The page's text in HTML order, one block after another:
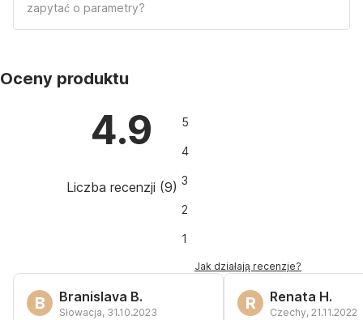
zapytać o parametry?
Oceny produktu
4.9
Liczba recenzji (9)
5
4
3
2
1
Jak działają recenzje?
B Branislava B.
Słowacja, 31.10.2023 R Renata H.
Czechy, 21.11.2022